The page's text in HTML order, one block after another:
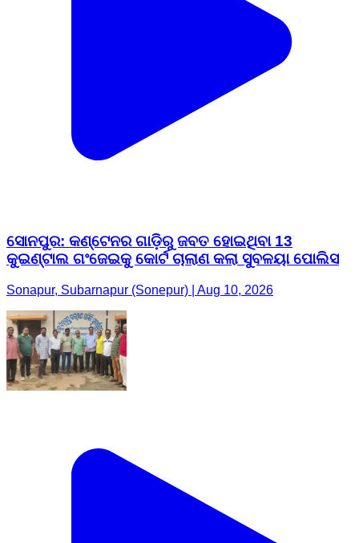
ସୋନପୁର: କଣ୍ଟେନର ଗାଡ଼ିରୁ ଜବତ ହୋଇଥିବା 13
କୁଇଣ୍ଟାଲ ଗଂଜେଇକୁ କୋର୍ଟ ଚାଲାଣ କଲା ସୁବଳୟା ପୋଲିସ
Sonapur, Subarnapur (Sonepur) | Aug 10, 2026